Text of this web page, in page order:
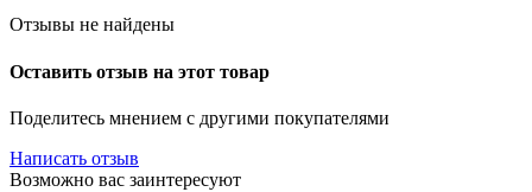
Отзывы не найдены
Оставить отзыв на этот товар
Поделитесь мнением с другими покупателями
Написать отзыв
Возможно вас заинтересуют